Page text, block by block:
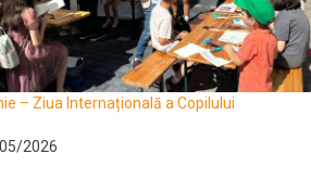
– Ziua Internațională a Copilului
2026